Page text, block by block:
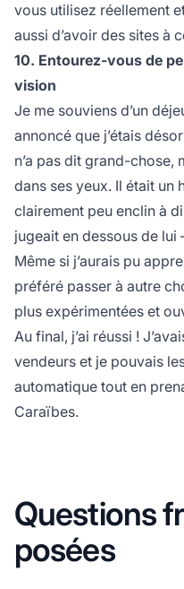
vous utilisez réellement
aussi d’avoir des sites à
10. Entourez-vous de
vision
Je me souviens d’un
annoncé que j’étais
n’a pas dit grand-chose,
dans ses yeux. Il était un
clairement peu enclin à
jugeait en dessous de lui
Même si j’aurais pu
préféré passer à autre
plus expérimentées et
Au final, j’ai réussi !
vendeurs et je pouvais
automatique tout en
Caraïbes.
Questions
posées